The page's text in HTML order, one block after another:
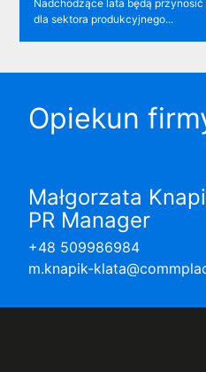
Nadchodzące lata będą
dla sektora produkcyjnego...
Opiekun
Małgorzata
PR Manager
+48 509986984
m.knapik-